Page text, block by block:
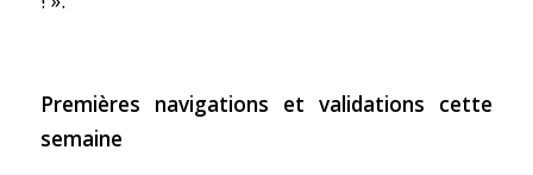
Premières navigations et validations cette
semaine